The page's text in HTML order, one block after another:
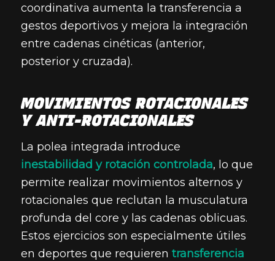
coordinativa aumenta la transferencia a
gestos deportivos y mejora la integración
entre cadenas cinéticas (anterior,
posterior y cruzada).
MOVIMIENTOS ROTACIONALES
Y ANTI-ROTACIONALES
La polea integrada introduce
inestabilidad y rotación controlada, lo que
permite realizar movimientos alternos y
rotacionales que reclutan la musculatura
profunda del core y las cadenas oblicuas.
Estos ejercicios son especialmente útiles
en deportes que requieren transferencia